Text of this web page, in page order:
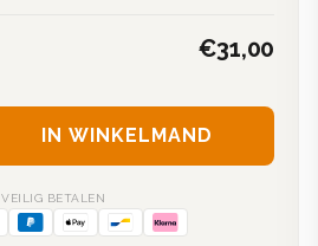
€31,00
IN WINKELMAND
VEILIG BETALEN